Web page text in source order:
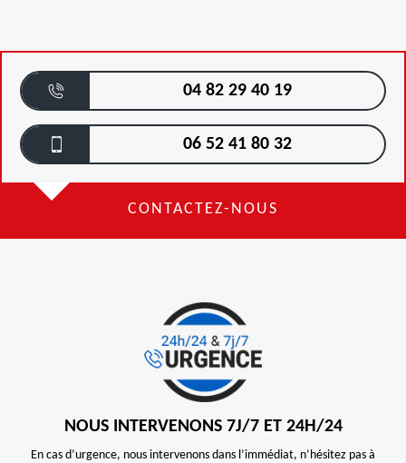
04 82 29 40 19
06 52 41 80 32
CONTACTEZ-NOUS
NOUS INTERVENONS 7J/7 ET 24H/24
En cas d’urgence, nous intervenons dans l’immédiat, n’hésitez pas à